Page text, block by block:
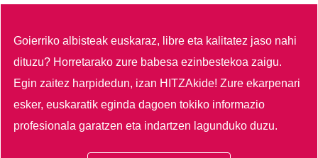
Goierriko albisteak euskaraz, libre eta kalitatez jaso nahi
dituzu? Horretarako zure babesa ezinbestekoa zaigu.
Egin zaitez harpidedun, izan HITZAkide!Zure ekarpenari
esker, euskaratik eginda dagoen tokiko informazio
profesionala garatzen eta indartzen lagunduko duzu.